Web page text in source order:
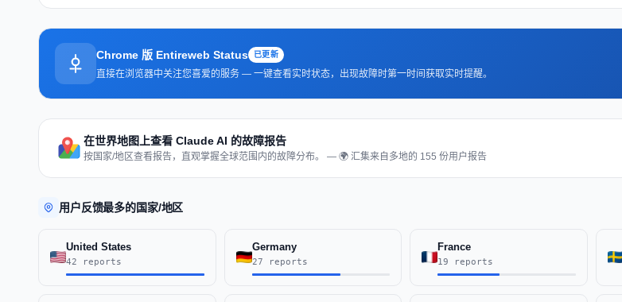
Chrome 版 Entireweb Status 已更新
直接在浏览器中关注您喜爱的服务 — 一键查看实时状态，出现故障时第一时间获取实时提醒。
在世界地图上查看 Claude AI 的故障报告
按国家/地区查看报告，直观掌握全球范围内的故障分布。 — 🌍 汇集来自多地的 155 份用户报告
用户反馈最多的国家/地区
United States
42 reports
Germany
27 reports
France
19 reports